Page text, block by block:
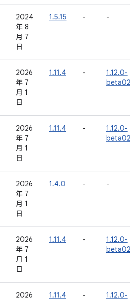
2024
年 8
月 7
日
1.5.15 - -
2026
年 7
月 1
日
1.11.4 -
1.12.0-
beta02
2026
年 7
月 1
日
1.11.4 -
1.12.0-
beta02
2026
年 7
月 1
日
1.4.0 - -
2026
年 7
月 1
日
1.11.4 -
1.12.0-
beta02
2026
1.11.4 -
1.12.0-